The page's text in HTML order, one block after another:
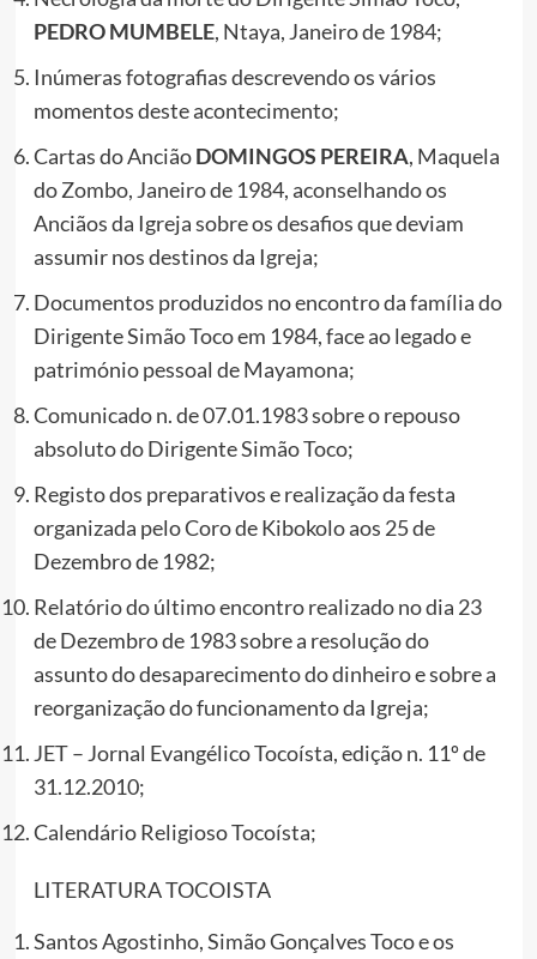
PEDRO MUMBELE, Ntaya, Janeiro de 1984;
Inúmeras fotografias descrevendo os vários
momentos deste acontecimento;
Cartas do AnciãoDOMINGOS PEREIRA, Maquela
do Zombo, Janeiro de 1984, aconselhando os
Anciãos da Igreja sobre os desafios que deviam
assumir nos destinos da Igreja;
Documentos produzidos no encontro da família do
Dirigente Simão Toco em 1984, face ao legado e
património pessoal de Mayamona;
Comunicado n. de 07.01.1983 sobre o repouso
absoluto do Dirigente Simão Toco;
Registo dos preparativos e realização da festa
organizada pelo Coro de Kibokolo aos 25 de
Dezembro de 1982;
Relatório do último encontro realizado no dia 23
de Dezembro de 1983 sobre a resolução do
assunto do desaparecimento do dinheiro e sobre a
reorganização do funcionamento da Igreja;
JET – Jornal Evangélico Tocoísta, edição n. 11º de
31.12.2010;
Calendário Religioso Tocoísta;
LITERATURA TOCOISTA
Santos Agostinho, Simão Gonçalves Toco e os